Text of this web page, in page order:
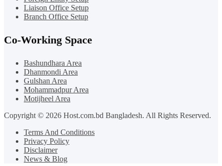
Liaison Office Setup
Branch Office Setup
Co-Working Space
Bashundhara Area
Dhanmondi Area
Gulshan Area
Mohammadpur Area
Motijheel Area
Copyright © 2026 Host.com.bd Bangladesh. All Rights Reserved.
Terms And Conditions
Privacy Policy
Disclaimer
News & Blog